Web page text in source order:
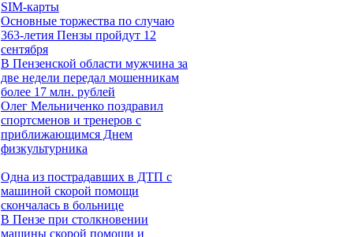
SIM-карты
Основные торжества по случаю
363-летия Пензы пройдут 12
сентября
В Пензенской области мужчина за
две недели передал мошенникам
более 17 млн. рублей
Олег Мельниченко поздравил
спортсменов и тренеров с
приближающимся Днем
физкультурника
Одна из пострадавших в ДТП с
машиной скорой помощи
скончалась в больнице
В Пензе при столкновении
машины скорой помощи и